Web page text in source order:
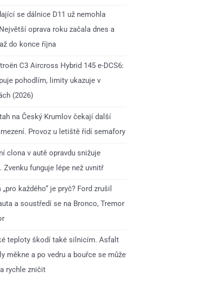
se dálnice D11 už nemohla
oprava roku začala dnes a
do konce října
C3 Aircross Hybrid 145 e-DCS6:
pohodlím, limity ukazuje v
(2026)
na Český Krumlov čekají další
Provoz u letiště řídí semafory
clona v autě opravdu snižuje
Zvenku funguje lépe než uvnitř
každého“ je pryč? Ford zrušil
a soustředí se na Bronco, Tremor
teploty škodí také silnicím. Asfalt
měkne a po vedru a bouřce se může
rychle zničit